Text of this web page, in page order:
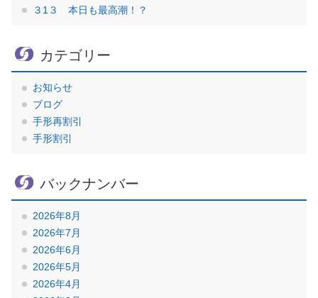
３1３ 本日も最高潮！？
カテゴリー
お知らせ
ブログ
手形再割引
手形割引
バックナンバー
2026年8月
2026年7月
2026年6月
2026年5月
2026年4月